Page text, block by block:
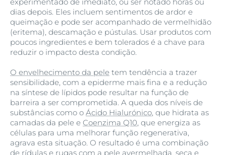
dias depois. Eles incluem sentimentos de ardor e
queimação e pode ser acompanhado de vermelhidão
(eritema), descamação e pústulas. Usar produtos com
poucos ingredientes e bem tolerados é a chave para
reduzir o impacto desta condição.
O envelhecimento da pele tem tendência a trazer
sensibilidade, com a epiderme mais fina e a redução
na síntese de lípidos pode resultar na função de
barreira a ser comprometida. A queda dos níveis de
substâncias como o Ácido Hialurónico, que hidrata as
camadas da pele e Coenzima Q10, que energiza as
células para uma melhorar função regenerativa,
agrava esta situação. O resultado é uma combinação
de rídulas e rugas com a pele avermelhada, seca e